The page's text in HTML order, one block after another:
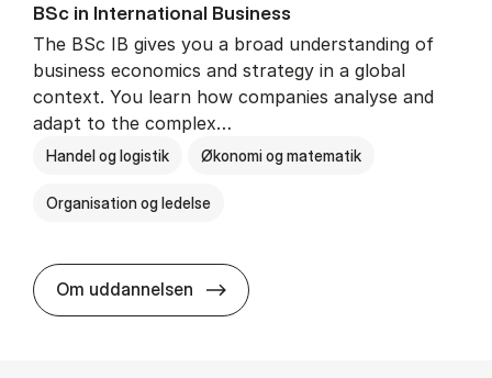
BSc in In­ter­na­tion­al Busi­ness
The BSc IB gives you a broad understanding of
business economics and strategy in a global
context. You learn how companies analyse and
adapt to the complex…
Handel og logistik Økonomi og matematik
Organisation og ledelse
Om uddannelsen BSc in In­ter­na­tion­al Busi­ness